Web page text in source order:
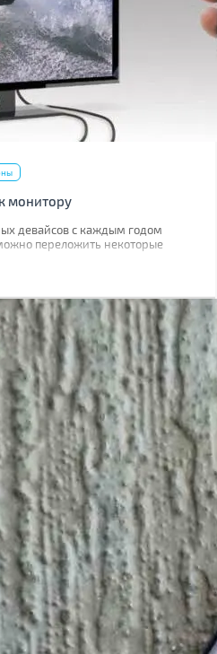
монитору
девайсов с каждым годом
переложить некоторые